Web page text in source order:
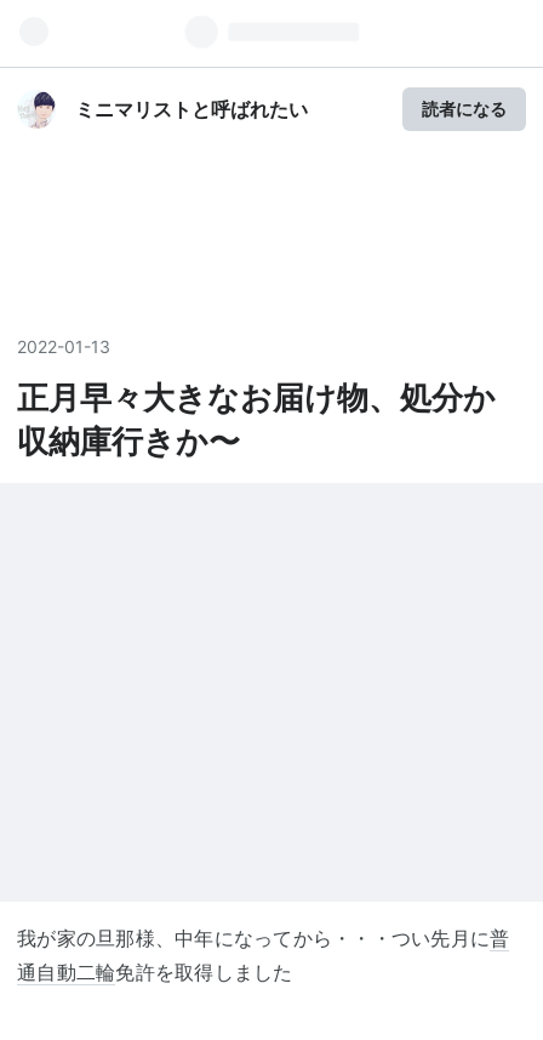
ミニマリストと呼ばれたい 読者になる
2022-01-13
正月早々大きなお届け物、処分か
収納庫行きか〜
我が家の旦那様、中年になってから・・・つい先月に普
通自動二輪免許を取得しました